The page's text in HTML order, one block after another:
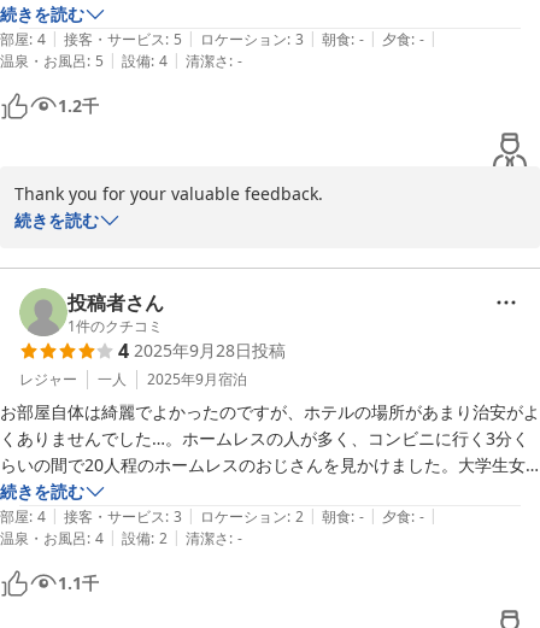
続きを読む
部屋: 4 | 接客・サービス: 5 | ロケーション: 3 | 朝食: - | 夕食: - |
温泉・お風呂: 5 | 設備: 4 | 清潔さ: -
1.2千
Thank you for your valuable feedback.
We are very grateful for using our hotel.
have regarding the safety of the surrounding area during your
stay.
Going forward, we will strengthen our ties with the local
community to ensure an even safer and more secure stay for
our guests.
2025-10-13
続きを読む
投稿者さん
1件のクチコミ
4 2025年9月28日投稿
レジャー 一人 2025年9月宿泊
お部屋自体は綺麗でよかったのですが、ホテルの場所があまり治安がよ
くありませんでした…。ホームレスの人が多く、コンビニに行く3分く
らいの間で20人程のホームレスのおじさんを見かけました。大学生女
子3人で行ったので怖さは免れましたが、1人や2人では来にくいね、と
話してました。
続きを読む
部屋: 4 | 接客・サービス: 3 | ロケーション: 2 | 朝食: - | 夕食: - |
温泉・お風呂: 4 | 設備: 2 | 清潔さ: -
1.1千